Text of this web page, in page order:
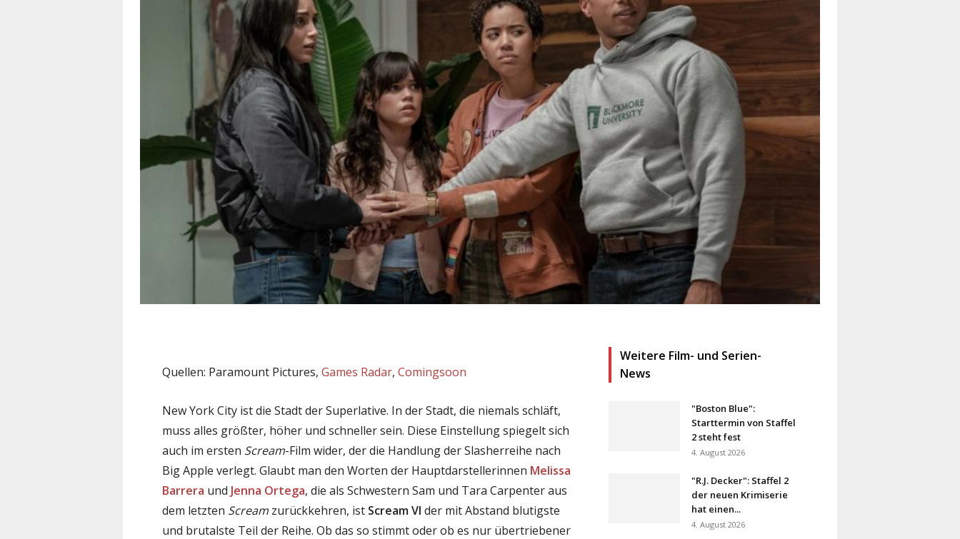
Quellen: Paramount Pictures, Games Radar, Comingsoon
New York City ist die Stadt der Superlative. In der Stadt, die niemals schläft,
muss alles größter, höher und schneller sein. Diese Einstellung spiegelt sich
auch im ersten Scream-Film wider, der die Handlung der Slasherreihe nach
Big Apple verlegt. Glaubt man den Worten der Hauptdarstellerinnen Melissa
Barrera und Jenna Ortega, die als Schwestern Sam und Tara Carpenter aus
dem letzten Scream zurückkehren, ist Scream VI der mit Abstand blutigste
und brutalste Teil der Reihe. Ob das so stimmt oder ob es nur übertriebener
Weitere Film- und Serien-
News
"Boston Blue":
Starttermin von Staffel
2 steht fest
4. August 2026
"R.J. Decker": Staffel 2
der neuen Krimiserie
hat einen...
4. August 2026